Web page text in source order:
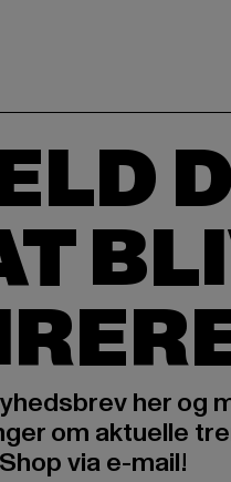
her og
om aktuelle
via e-mail!